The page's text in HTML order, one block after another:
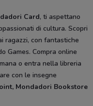
Card, ti aspettano
di cultura. Scopri
ragazzi, con fantastiche
Games. Compra online
o entra nella libreria
con le insegne
Mondadori Bookstore